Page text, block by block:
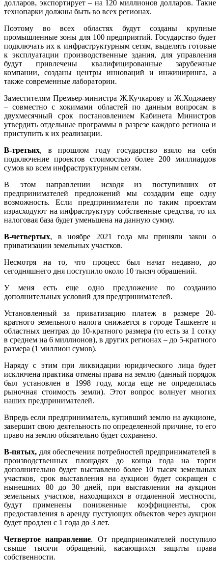
долларов, экспортирует – на 120 миллионов долларов. Такие
технопарки должны быть во всех регионах.
Поэтому во всех областях будут созданы крупные
промышленные зоны для 100 предприятий. Государство будет
подключать их к инфраструктурным сетям, выделять готовые
к эксплуатации производственные здания, для управления
будут привлечены квалифицированные зарубежные
компании, созданы центры инноваций и инжиниринга, а
также современные лаборатории.
Заместителям Премьер-министра Ж.Кучкарову и Ж.Ходжаеву
– совместно с хокимами областей по данным вопросам в
двухмесячный срок постановлением Кабинета Министров
утвердить отдельные программы в разрезе каждого региона и
приступить к их реализации.
В-третьих, в прошлом году государство взяло на себя
подключение проектов стоимостью более 200 миллиардов
сумов ко всем инфраструктурным сетям.
В этом направлении исходя из поступивших от
предпринимателей предложений мы создадим еще одну
возможность. Если предприниматели по таким проектам
израсходуют на инфраструктуру собственные средства, то их
налоговая база будет уменьшена на данную сумму.
В-четвертых, в ноябре 2021 года мы приняли закон о
приватизации земельных участков.
Несмотря на то, что процесс был начат недавно, до
сегодняшнего дня поступило около 10 тысяч обращений.
У меня есть еще одно предложение по созданию
дополнительных условий для предпринимателей.
Установленный за приватизацию платеж в размере 20-
кратного земельного налога снижается в городе Ташкенте и
областных центрах до 10-кратного размера (то есть за 1 сотку
в среднем на 6 миллионов), в других регионах – до 5-кратного
размера (1 миллион сумов).
Наряду с этим при ликвидации юридического лица будет
исключена практика отмены права на землю (данный порядок
был установлен в 1998 году, когда еще не определялась
рыночная стоимость земли). Этот вопрос волнует многих
наших предпринимателей.
Впредь если предприниматель, купивший землю на аукционе,
завершит свою деятельность по определенной причине, то его
право на землю обязательно будет сохранено.
В-пятых, для обеспечения потребностей предпринимателей в
производственных площадях до конца года на торги
дополнительно будет выставлено более 10 тысяч земельных
участков, срок выставления на аукцион будет сокращен с
нынешних 80 до 30 дней, при выставлении на аукцион
земельных участков, находящихся в отдаленной местности,
будут применены пониженные коэффициенты, срок
предоставления в аренду пустующих объектов через аукцион
будет продлен с 1 года до 3 лет.
Четвертое направление. От предпринимателей поступило
свыше тысячи обращений, касающихся защиты права
собственности.